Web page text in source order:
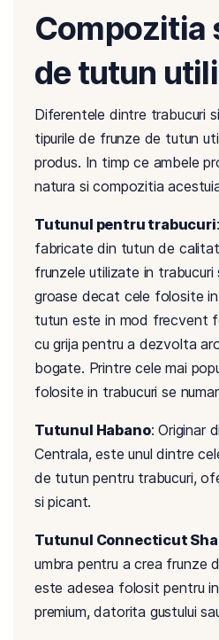
Compozitia
de tutun
Diferentele dintre trabucuri
tipurile de frunze de tutun
produs. In timp ce ambele
natura si compozitia
Tutunul pentru trabucuri
fabricate din tutun de
frunzele utilizate in trabucuri
groase decat cele folosite
tutun este in mod frecvent
cu grija pentru a dezvolta
bogate. Printre cele mai
folosite in trabucuri se
Tutunul Habano: Originar
Centrala, este unul dintre
de tutun pentru trabucuri,
si picant.
Tutunul Connecticut
umbra pentru a crea frunze
este adesea folosit pentru
premium, datorita gustului